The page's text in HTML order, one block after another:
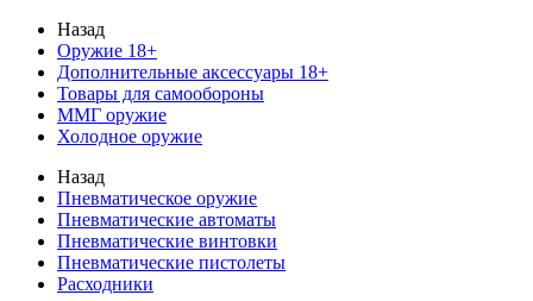
Назад
Оружие 18+
Дополнительные аксессуары 18+
Товары для самообороны
ММГ оружие
Холодное оружие
Назад
Пневматическое оружие
Пневматические автоматы
Пневматические винтовки
Пневматические пистолеты
Расходники